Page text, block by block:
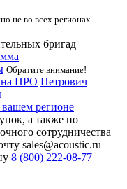
не во всех регионах
бригад
Обратите внимание!
ПРО Петрович
регионе
а также по
сотрудничества
sales@acoustic.ru
8 (800) 222-08-77